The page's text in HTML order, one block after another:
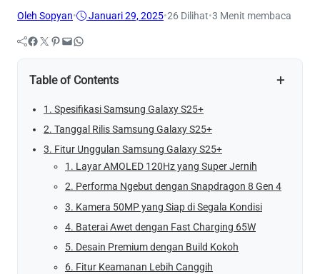
Oleh Sopyan• Januari 29, 2025•26 Dilihat•3 Menit membaca
Facebook Twitter Pinterest Mail WhatsApp
Table of Contents +
1. Spesifikasi Samsung Galaxy S25+
2. Tanggal Rilis Samsung Galaxy S25+
3. Fitur Unggulan Samsung Galaxy S25+
1. Layar AMOLED 120Hz yang Super Jernih
2. Performa Ngebut dengan Snapdragon 8 Gen 4
3. Kamera 50MP yang Siap di Segala Kondisi
4. Baterai Awet dengan Fast Charging 65W
5. Desain Premium dengan Build Kokoh
6. Fitur Keamanan Lebih Canggih